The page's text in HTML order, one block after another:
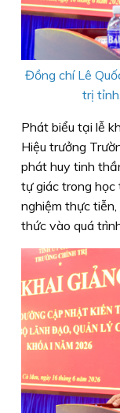
Đồng chí Lê
trị
Phát biểu tại lễ
Hiệu trưởng
phát huy tinh
tự giác trong học
nghiệm thực
thức vào quá